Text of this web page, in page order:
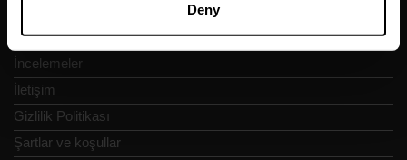
Deny
İncelemeler
İletişim
Gizlilik Politikası
Şartlar ve koşullar